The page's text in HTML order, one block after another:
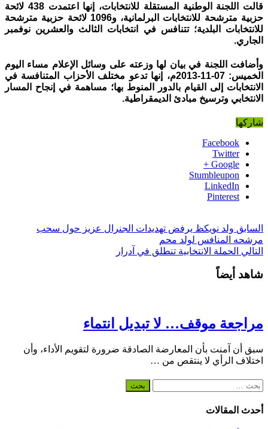
قالت اللجنة الوطنية المستقلة للانتخابات، إنها اعتمدت 438 لائحة
حزبية مترشحة للانتخابات البرلمانية، و1096 لائحة حزبية مترشحة
للانتخابات البلدية؛ تتنافس في انتخابات الثالث والعشرين نوفمبر
الجاري.
وأضافت اللجنة في بيان لها وزعته على وسائل الإعلام مساء اليوم
الخميس: 07-11-2013م، إنها تدعو مختلف الأحزاب المتنافسة في
الانتخابات إلى القيام بالدور المنوط بها؛ مساهمة في إنجاح المسار
الانتخابي وترسيخ مبادئ الديمقراطية.
شاركها
Facebook
Twitter
Google +
Stumbleupon
LinkedIn
Pinterest
السابق ولد نويكظ يرفض تهديدات الجنرال عزيز حول سحب
مرشحه المنافس لولد محم
التالي الحملة الانتخابية تنطلق في آدرار
شاهد أيضاً
مراجعة موقف… لا تبديل انتماء
سبق أن آمنت بأن المعارضة الصادقة ضرورة لتقويم الأداء، وأن
اختلاف الرأي لا ينتقص من …
البحث
أحدث المقالات